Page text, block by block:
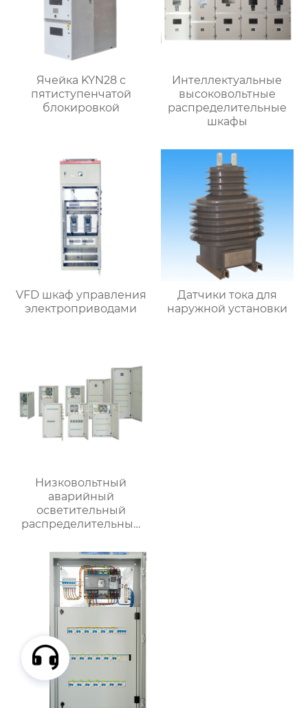
Ячейка KYN28 с
пятиступенчатой
блокировкой
Интеллектуальные
высоковольтные
распределительные
шкафы
VFD шкаф управления
электроприводами
Датчики тока для
наружной установки
Низковольтный
аварийный
осветительный
распределительный